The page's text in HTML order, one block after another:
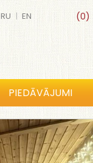
(0)
RU | EN
PIEDĀVĀJUMI